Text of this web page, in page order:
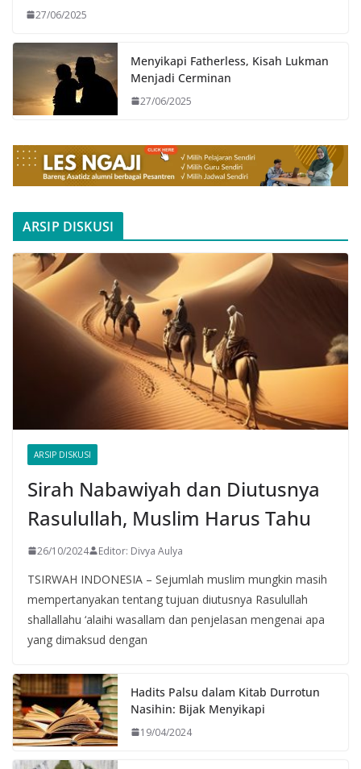
27/06/2025
Menyikapi Fatherless, Kisah Lukman
Menjadi Cerminan
27/06/2025
ARSIP DISKUSI
ARSIP DISKUSI
Sirah Nabawiyah dan Diutusnya
Rasulullah, Muslim Harus Tahu
26/10/2024 Editor: Divya Aulya
TSIRWAH INDONESIA – Sejumlah muslim mungkin masih
mempertanyakan tentang tujuan diutusnya Rasulullah
shallallahu ‘alaihi wasallam dan penjelasan mengenai apa
yang dimaksud dengan
Hadits Palsu dalam Kitab Durrotun
Nasihin: Bijak Menyikapi
19/04/2024